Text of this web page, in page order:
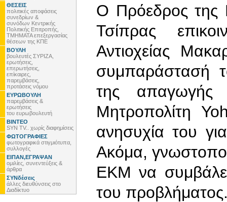
ΘΕΣΕΙΣ
πολιτικές αποφάσεις
συνεδρίων &
συνόδων Κεντρικής
Πολιτικής Επιτροπής,
ΤΜΗΜΑΤΑ επεξεργασίας
θέσεων της ΚΠΕ
ΒΟΥΛΗ
βουλευτές ΣΥΡΙΖΑ,
ερωτήσεις,
επερωτήσεις,
επίκαιρες,
παρεμβάσεις,
προτάσεις νόμου
ΕΥΡΩΒΟΥΛΗ
παρεμβάσεις &
ερωτήσεις
του ευρωβουλευτή
ΒΙΝΤΕΟ
SYN TV.. χωρίς διαφημίσεις
ΦΩΤΟΓΡΑΦΙΕΣ
φωτογραφικά στιγμιότυπα,
συλλογές
ΕΙΠΑΝ,ΕΓΡΑΨΑΝ
ομιλίες, συνεντεύξεις &
άρθρα
ΣΥΝδέσεις
άλλες διευθύνσεις στο
Διαδίκτυο
Ο Πρόεδρος
Τσίπρας
Αντιοχείας
συμπαράστασή
της
Μητροπολίτη
ανησυχία του
Ακόμα,
ΕΚΜ να
του